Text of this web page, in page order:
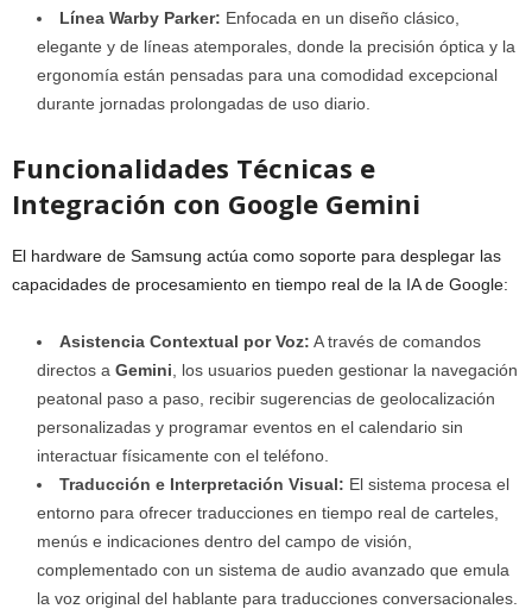
Línea Warby Parker: Enfocada en un diseño clásico,
elegante y de líneas atemporales, donde la precisión óptica y la
ergonomía están pensadas para una comodidad excepcional
durante jornadas prolongadas de uso diario.
Funcionalidades Técnicas e
Integración con Google Gemini
El hardware de Samsung actúa como soporte para desplegar las
capacidades de procesamiento en tiempo real de la IA de Google:
Asistencia Contextual por Voz: A través de comandos
directos a Gemini , los usuarios pueden gestionar la navegación
peatonal paso a paso, recibir sugerencias de geolocalización
personalizadas y programar eventos en el calendario sin
interactuar físicamente con el teléfono.
Traducción e Interpretación Visual: El sistema procesa el
entorno para ofrecer traducciones en tiempo real de carteles,
menús e indicaciones dentro del campo de visión,
complementado con un sistema de audio avanzado que emula
la voz original del hablante para traducciones conversacionales.